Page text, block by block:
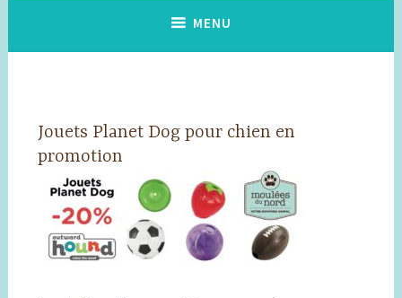
MENU
Jouets Planet Dog pour chien en
promotion